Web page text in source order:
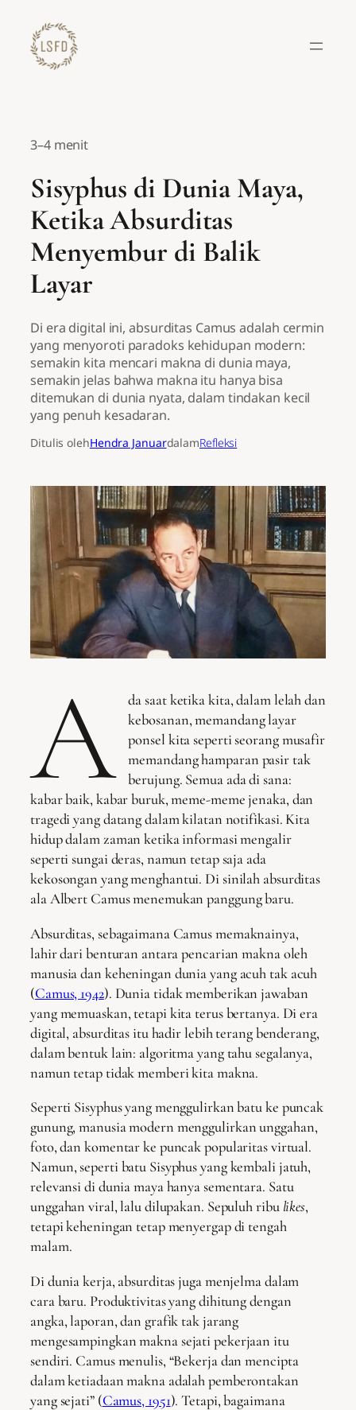
konten
3–4 menit
Sisyphus di Dunia Maya,
Ketika Absurditas
Menyembur di Balik
Layar
Di era digital ini, absurditas Camus adalah cermin
yang menyoroti paradoks kehidupan modern:
semakin kita mencari makna di dunia maya,
semakin jelas bahwa makna itu hanya bisa
ditemukan di dunia nyata, dalam tindakan kecil
yang penuh kesadaran.
Ditulis olehHendra JanuardalamRefleksi
A
da saat ketika kita, dalam lelah dan
kebosanan, memandang layar
ponsel kita seperti seorang musafir
memandang hamparan pasir tak
berujung. Semua ada di sana:
kabar baik, kabar buruk, meme-meme jenaka, dan
tragedi yang datang dalam kilatan notifikasi. Kita
hidup dalam zaman ketika informasi mengalir
seperti sungai deras, namun tetap saja ada
kekosongan yang menghantui. Di sinilah absurditas
ala Albert Camus menemukan panggung baru.
Absurditas, sebagaimana Camus memaknainya,
lahir dari benturan antara pencarian makna oleh
manusia dan keheningan dunia yang acuh tak acuh
(Camus, 1942). Dunia tidak memberikan jawaban
yang memuaskan, tetapi kita terus bertanya. Di era
digital, absurditas itu hadir lebih terang benderang,
dalam bentuk lain: algoritma yang tahu segalanya,
namun tetap tidak memberi kita makna.
Seperti Sisyphus yang menggulirkan batu ke puncak
gunung, manusia modern menggulirkan unggahan,
foto, dan komentar ke puncak popularitas virtual.
Namun, seperti batu Sisyphus yang kembali jatuh,
relevansi di dunia maya hanya sementara. Satu
unggahan viral, lalu dilupakan. Sepuluh ribu likes,
tetapi keheningan tetap menyergap di tengah
malam.
Di dunia kerja, absurditas juga menjelma dalam
cara baru. Produktivitas yang dihitung dengan
angka, laporan, dan grafik tak jarang
mengesampingkan makna sejati pekerjaan itu
sendiri. Camus menulis, “Bekerja dan mencipta
dalam ketiadaan makna adalah pemberontakan
yang sejati” (Camus, 1951). Tetapi, bagaimana